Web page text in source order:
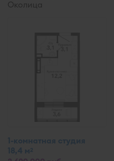
Околица
1-комнатная студия
18,4 м2